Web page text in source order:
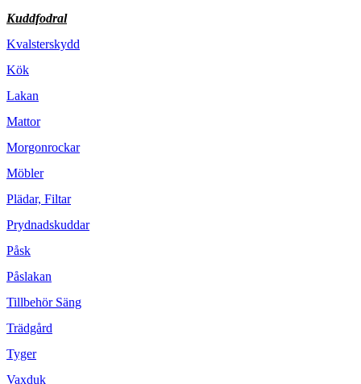
Kuddfodral
Kvalsterskydd
Kök
Lakan
Mattor
Morgonrockar
Möbler
Plädar, Filtar
Prydnadskuddar
Påsk
Påslakan
Tillbehör Säng
Trädgård
Tyger
Vaxduk